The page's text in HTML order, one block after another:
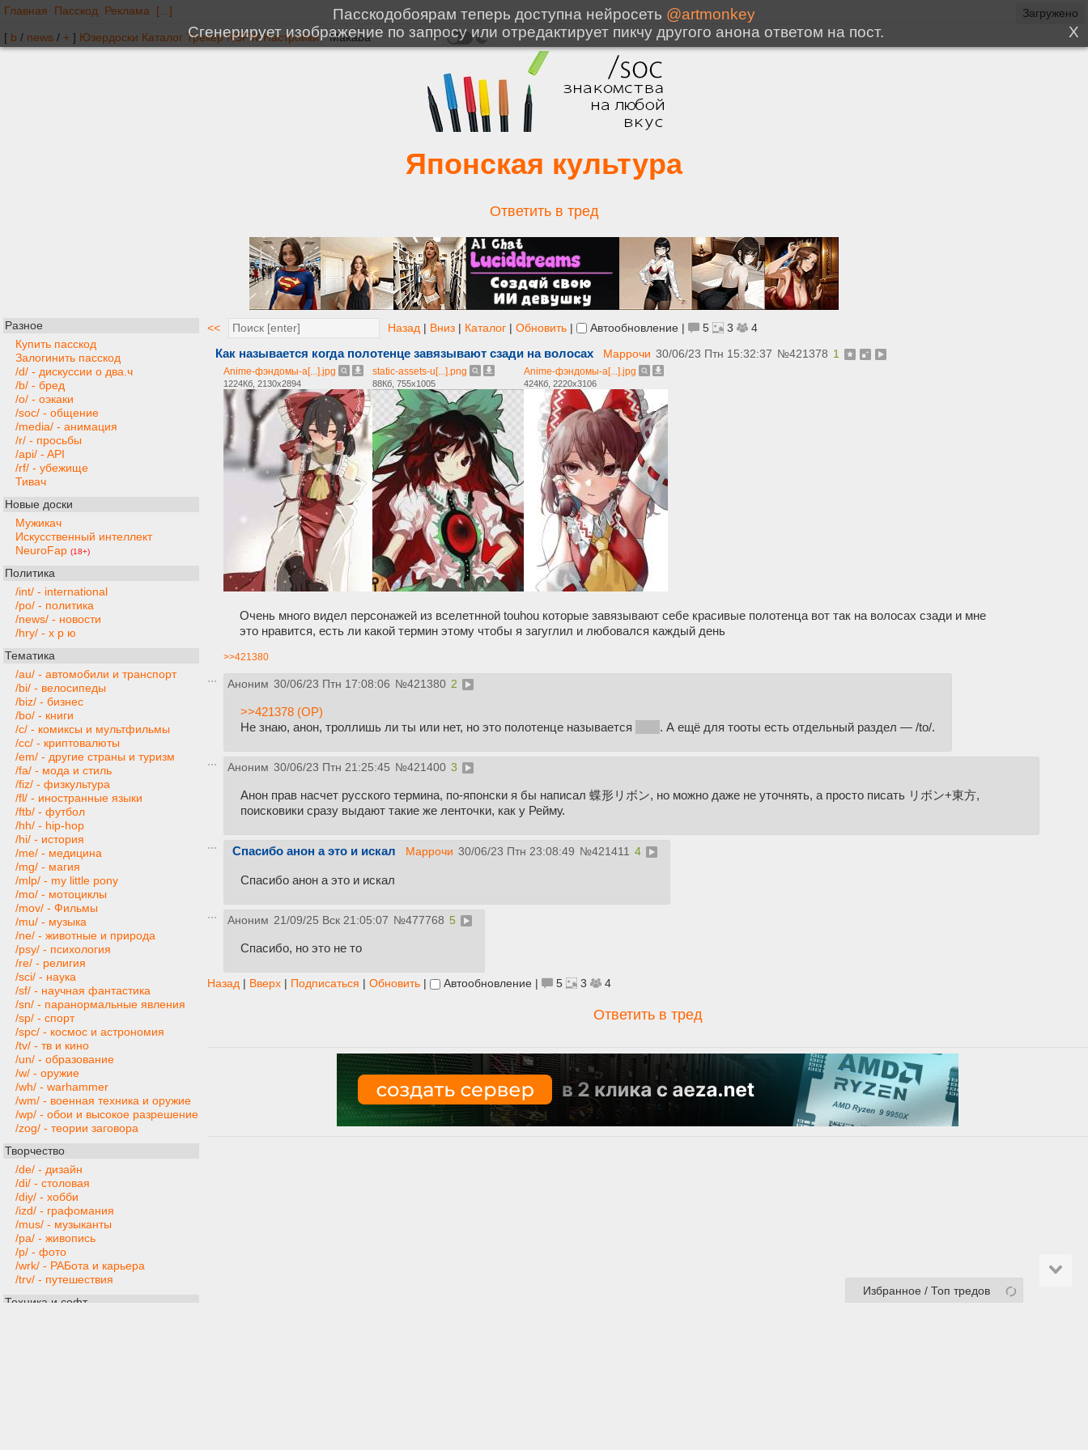
Главная Пасскод Реклама [...]
[ b / news / + ] Юзердоски Каталог Трекер NSFW Настройки
Японская культура
Ответить в тред
Разное
Купить пасскод
Залогинить пасскод
/d/ - дискуссии о два.ч
/b/ - бред
/o/ - оэкаки
/soc/ - общение
/media/ - анимация
/r/ - просьбы
/api/ - API
/rf/ - убежище
Тивач
Новые доски
Мужикач
Искусственный интеллект
NeuroFap (18+)
Политика
/int/ - international
/po/ - политика
/news/ - новости
/hry/ - х р ю
Тематика
/au/ - автомобили и транспорт
/bi/ - велосипеды
/biz/ - бизнес
/bo/ - книги
/c/ - комиксы и мультфильмы
/cc/ - криптовалюты
/em/ - другие страны и туризм
/fa/ - мода и стиль
/fiz/ - физкультура
/fl/ - иностранные языки
/ftb/ - футбол
/hh/ - hip-hop
/hi/ - история
/me/ - медицина
/mg/ - магия
/mlp/ - my little pony
/mo/ - мотоциклы
/mov/ - Фильмы
/mu/ - музыка
/ne/ - животные и природа
/psy/ - психология
/re/ - религия
/sci/ - наука
/sf/ - научная фантастика
/sn/ - паранормальные явления
/sp/ - спорт
/spc/ - космос и астрономия
/tv/ - тв и кино
/un/ - образование
/w/ - оружие
/wh/ - warhammer
/wm/ - военная техника и оружие
/wp/ - обои и высокое разрешение
/zog/ - теории заговора
Творчество
/de/ - дизайн
/di/ - столовая
/diy/ - хобби
/izd/ - графомания
/mus/ - музыканты
/pa/ - живопись
/p/ - фото
/wrk/ - РАБота и карьера
/trv/ - путешествия
Техника и софт
<< Назад | Вниз | Каталог | Обновить | Автообновление | 5 3 4
Как называется когда полотенце завязывают сзади на волосах Маррочи 30/06/23 Птн 15:32:37 №421378 1
Anime-фэндомы-a[...].jpg
1224Кб, 2130x2894
static-assets-u[...].png
88Кб, 755x1005
Anime-фэндомы-a[...].jpg
424Кб, 2220x3106
Очень много видел персонажей из вселетнной touhou которые завязывают себе красивые полотенца вот так на волосах сзади и мне
это нравится, есть ли какой термин этому чтобы я загуглил и любовался каждый день
>>421380
Аноним 30/06/23 Птн 17:08:06 №421380 2
>>421378 (OP)
Не знаю, анон, троллишь ли ты или нет, но это полотенце называется
. А ещё для тооты есть отдельный раздел — /to/.
Аноним 30/06/23 Птн 21:25:45 №421400 3
Анон прав насчет русского термина, по-японски я бы написал 蝶形リボン, но можно даже не уточнять, а просто писать リボン+東方,
поисковики сразу выдают такие же ленточки, как у Рейму.
Спасибо анон а это и искал Маррочи 30/06/23 Птн 23:08:49 №421411 4
Спасибо анон а это и искал
Аноним 21/09/25 Вск 21:05:07 №477768 5
Спасибо, но это не то
Загружено
Назад Вверх Подписаться Обновить Автообновление 5 3 4
Ответить в тред
Избранное / Топ тредов